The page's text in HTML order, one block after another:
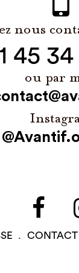
nous
45
ou par
CONTACT